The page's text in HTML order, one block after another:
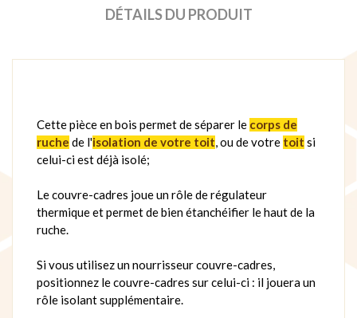
DÉTAILS DU PRODUIT
Cette pièce en bois permet de séparer le corps de
ruche de l'isolation de votre toit, ou de votre toit si
celui-ci est déjà isolé;
Le couvre-cadres joue un rôle de régulateur
thermique et permet de bien étanchéifier le haut de la
ruche.
Si vous utilisez un nourrisseur couvre-cadres,
positionnez le couvre-cadres sur celui-ci : il jouera un
rôle isolant supplémentaire.